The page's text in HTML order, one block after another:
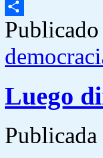
Email
Compartir
Publicado
Luego
Publicada